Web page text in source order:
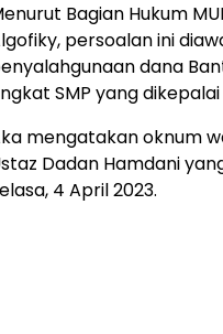
Bagian Hukum
persoalan ini
dana
SMP yang
mengatakan oknum
Dadan Hamdani
4 April 2023.